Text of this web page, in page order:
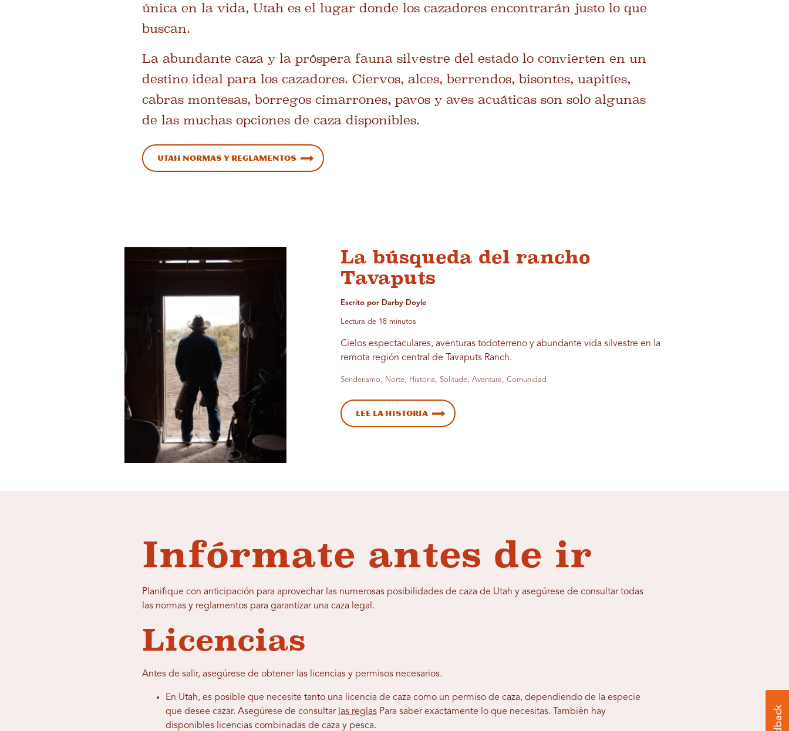
única en la vida, Utah es el lugar donde los cazadores encontrarán justo lo que
buscan.
La abundante caza y la próspera fauna silvestre del estado lo convierten en un
destino ideal para los cazadores. Ciervos, alces, berrendos, bisontes, uapitíes,
cabras montesas, borregos cimarrones, pavos y aves acuáticas son solo algunas
de las muchas opciones de caza disponibles.
Utah Normas y reglamentos
La búsqueda del rancho
Tavaputs
Escrito por Darby Doyle
Lectura de 18 minutos
Cielos espectaculares, aventuras todoterreno y abundante vida silvestre en la
remota región central de Tavaputs Ranch.
Senderismo, Norte, Historia, Solitude, Aventura, Comunidad
Lee la historia
Infórmate antes de ir
Planifique con anticipación para aprovechar las numerosas posibilidades de caza de Utah y asegúrese de consultar todas
las normas y reglamentos para garantizar una caza legal.
Licencias
Antes de salir, asegúrese de obtener las licencias y permisos necesarios.
En Utah, es posible que necesite tanto una licencia de caza como un permiso de caza, dependiendo de la especie
que desee cazar. Asegúrese de consultar las reglasPara saber exactamente lo que necesitas. También hay
disponibles licencias combinadas de caza y pesca.